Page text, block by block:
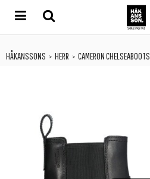
HÅKANSSONS > HERR > CAMERON CHELSEABOOTS